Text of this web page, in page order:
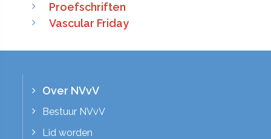
Proefschriften
Vascular Friday
Over NVvV
Bestuur NVvV
Lid worden